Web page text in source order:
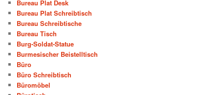
Bureau Plat Desk
Bureau Plat Schreibtisch
Bureau Schreibtische
Bureau Tisch
Burg-Soldat-Statue
Burmesischer Beistelltisch
Büro
Büro Schreibtisch
Büromöbel